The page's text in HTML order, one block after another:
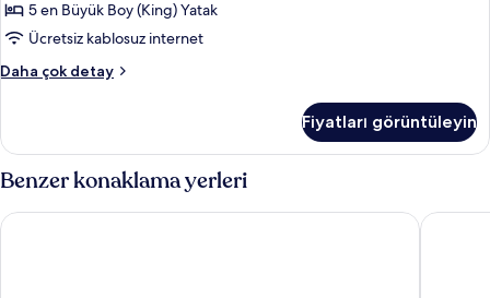
fotoğrafları
görün
5 en Büyük Boy (King) Yatak
Ücretsiz kablosuz internet
Daha çok detay
Villa
fazla
Fiyatları görüntüleyin
Benzer konaklama yerleri
Château de La Chèvre d’Or The